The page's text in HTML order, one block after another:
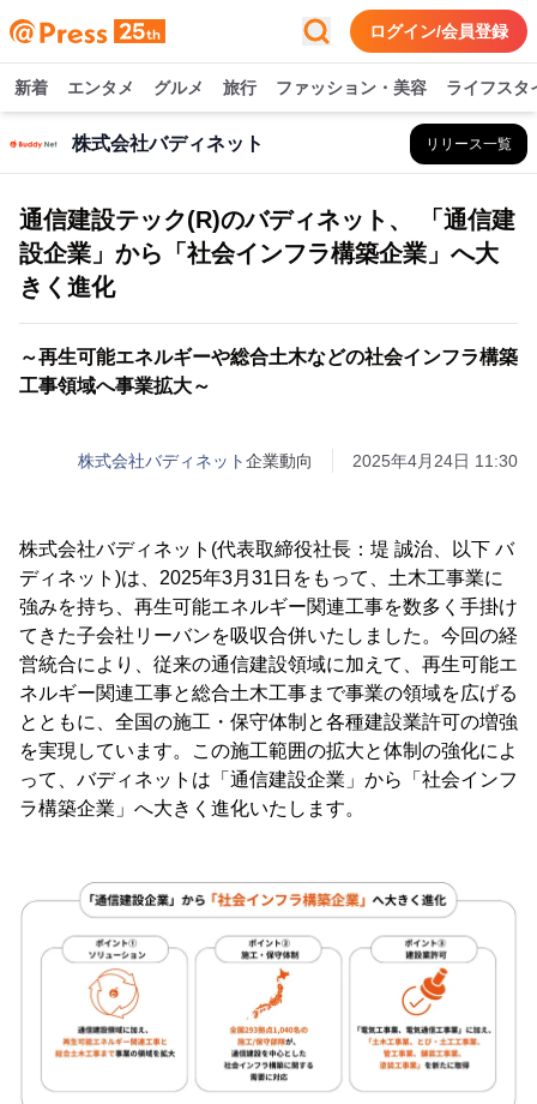
ログイン/会員登録
新着 エンタメ グルメ 旅行 ファッション・美容 ライフスタ
株式会社バディネット リリース一覧
通信建設テック(R)のバディネット、 「通信建
設企業」から「社会インフラ構築企業」へ大
きく進化
～再生可能エネルギーや総合土木などの社会インフラ構築
工事領域へ事業拡大～
株式会社バディネット企業動向 2025年4月24日 11:30
株式会社バディネット(代表取締役社長：堤 誠治、以下 バ
ディネット)は、2025年3月31日をもって、土木工事業に
強みを持ち、再生可能エネルギー関連工事を数多く手掛け
てきた子会社リーバンを吸収合併いたしました。今回の経
営統合により、従来の通信建設領域に加えて、再生可能エ
ネルギー関連工事と総合土木工事まで事業の領域を広げる
とともに、全国の施工・保守体制と各種建設業許可の増強
を実現しています。この施工範囲の拡大と体制の強化によ
って、バディネットは「通信建設企業」から「社会インフ
ラ構築企業」へ大きく進化いたします。